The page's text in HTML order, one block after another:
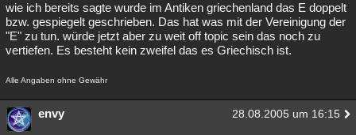
wie ich bereits sagte wurde im Antiken griechenland das E doppelt
bzw. gespiegelt geschrieben. Das hat was mit der Vereinigung der
"E" zu tun. würde jetzt aber zu weit off topic sein das noch zu
vertiefen. Es besteht kein zweifel das es Griechisch ist.
Alle Angaben ohne Gewähr
envy 28.08.2005 um 16:15